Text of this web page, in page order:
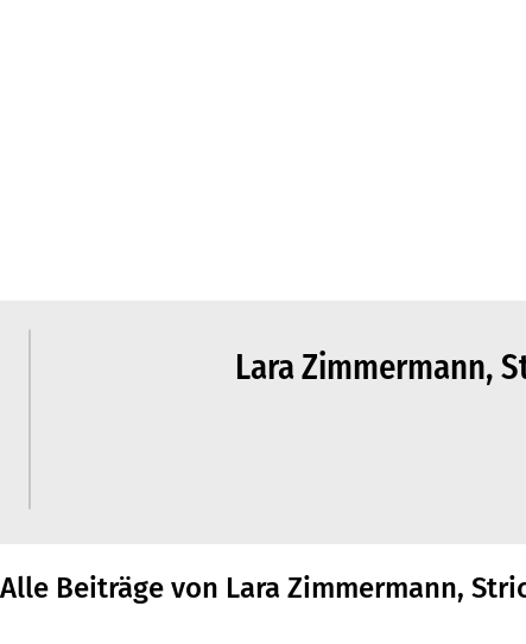
Lara Zimmermann,
Alle Beiträge von Lara Zimmermann,